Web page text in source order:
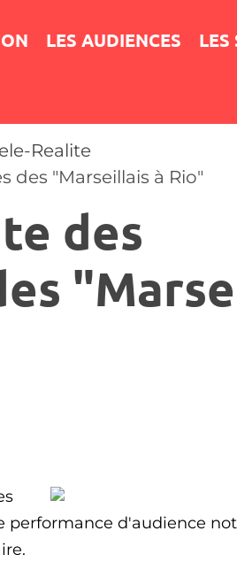
LES AUDIENCES LES
Realite
des "Marseillais à Rio"
des
performance d'audience